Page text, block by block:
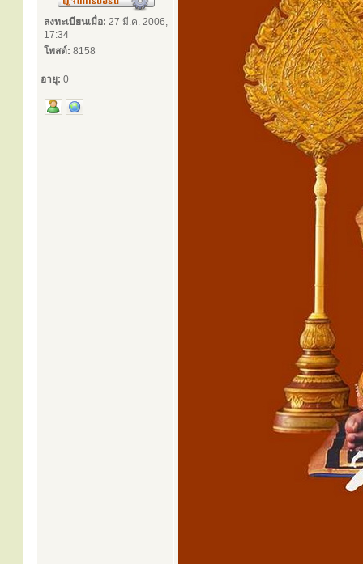
ลงทะเบียนเมื่อ: 27 มี.ค. 2006,
17:34
โพสต์: 8158
อายุ: 0